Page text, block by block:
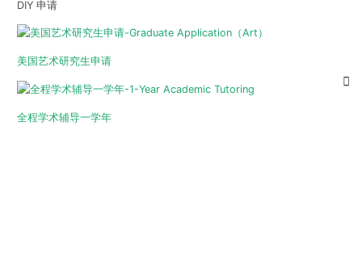
DIY 申请
美国艺术研究生申请
全程学术辅导一学年